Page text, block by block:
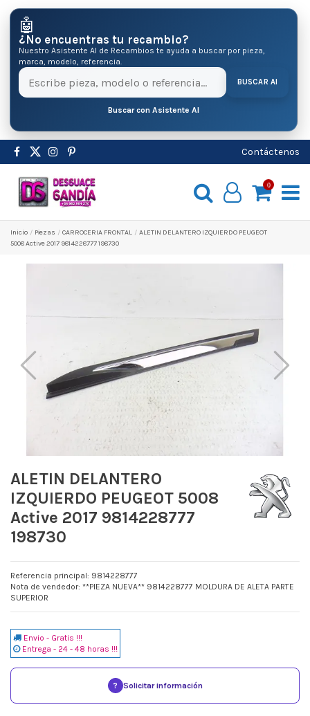
🤖
¿No encuentras tu recambio?
Nuestro Asistente AI de Recambios te ayuda a buscar por pieza,
marca, modelo, referencia.
BUSCAR AI
Buscar con Asistente AI
Contáctenos
0
Inicio Pіezas CARROCERIA FRONTAL
ALETIN DELANTERO IZQUIERDO PEUGEOT
5008 Active 2017 9814228777 198730
ALETIN DELANTERO
IZQUIERDO PEUGEOT 5008
Active 2017 9814228777
198730
Referencia principal: 9814228777
Nota de vendedor: **PIEZA NUEVA** 9814228777 MOLDURA DE ALETA PARTE
SUPERIOR
Envio - Gratis !!!
Entrega - 24 - 48 horas !!!
? Solicitar información